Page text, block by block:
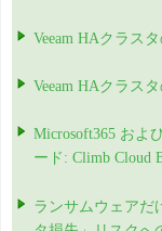
Veeam HAクラス
Veeam HAクラス
Microsoft365 およ
ード: Climb Cloud
ランサムウェアだ